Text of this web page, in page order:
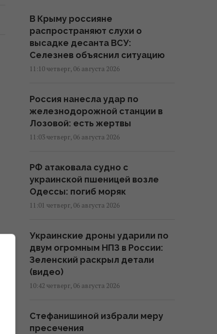
В Крыму россияне
распространяют слухи о
высадке десанта ВСУ:
Селезнев объяснил ситуацию
11:10 четверг, 06 августа 2026
Россия нанесла удар по
железнодорожной станции в
Лозовой: есть жертвы
11:03 четверг, 06 августа 2026
РФ атаковала судно с
украинской пшеницей возле
Одессы: погиб моряк
11:01 четверг, 06 августа 2026
Украинские дроны ударили по
двум огромным НПЗ в России:
Зеленский раскрыл детали
(видео)
10:42 четверг, 06 августа 2026
Стефанишиной избрали меру
пресечения